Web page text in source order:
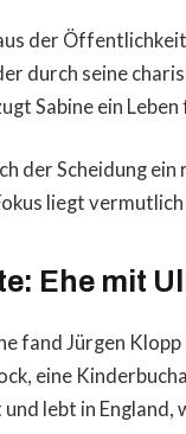
der
durch seine
Sabine ein
der Scheidung
liegt
Ehe mit
fand Jürgen
eine
lebt in